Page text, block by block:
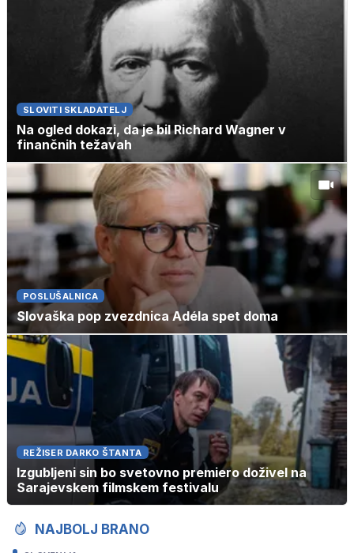
SLOVITI SKLADATELJ
Na ogled dokazi, da je bil Richard Wagner v
finančnih težavah
POSLUŠALNICA
Slovaška pop zvezdnica Adéla spet doma
REŽISER DARKO ŠTANTA
Izgubljeni sin bo svetovno premiero doživel na
Sarajevskem filmskem festivalu
NAJBOLJ BRANO